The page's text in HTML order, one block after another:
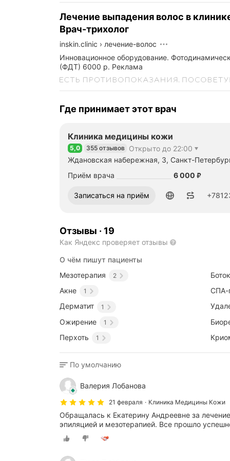
Лечение выпадения волос в
Врач-трихолог
inskin.clinic › лечение-волос
Инновационное оборудование.
(ФДТ) 6000 р. Реклама
Где принимает этот врач
Клиника медицины кожи
Рейтинг 5,0 из 5
5,0 355 отзывов Открыто до 22:00
Ждановская набережная, 3, Санкт-
Приём врача
Цена
6000
6 000 ₽
Записаться на приём
Номер телефона: +78123172020
Отзывы · 19
Как Яндекс проверяет отзывы
О чём пишут пациенты
Мезотерапия
2
Акне 1
Дерматит 1
Ожирение 1
Перхоть 1
СПА-
По умолчанию
Валерия Лобанова
21 февраля Клиника Медицины Кожи
Обращалась к Екатерину Андреевне за
эпиляцией и мезотерапией. Все прошло